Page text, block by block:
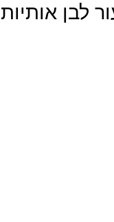
לבן אותיות